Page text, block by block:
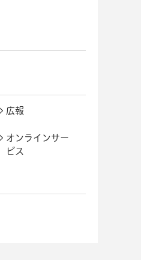
広報
オンラインサー
ビス